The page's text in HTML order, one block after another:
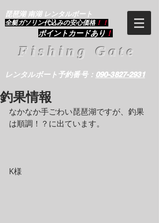
琵琶湖 南湖 レンタルボート
​全艇ガソリン代込みの安心価格 ！！
ポイントカードあり ！
Fishing Gate
レンタルボート予約番号： 090-3827-2931
釣果情報
なかなか手ごわい琵琶湖ですが、釣果
は順調！？に出ています。
K様